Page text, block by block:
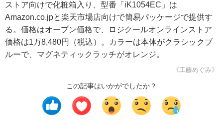
ストア向けで化粧箱入り、型番「iK1054EC」は
Amazon.co.jpと楽天市場店向けで簡易パッケージで提供す
る。価格はオープン価格で、ロジクールオンラインストア
価格は1万8,480円（税込）。カラーは本体がクラシックブ
ルーで、マグネティックラッチがオレンジ。
《工藤めぐみ》
この記事はいかがでしたか？